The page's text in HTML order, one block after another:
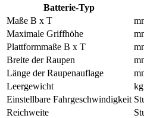
Batterie-Typ
Maße B x T
Maximale Griffhöhe
Plattformmaße B x T
Breite der Raupen
Länge der Raupenauflage
Leergewicht
kg
Einstellbare Fahrgeschwindigkeit
Reichweite